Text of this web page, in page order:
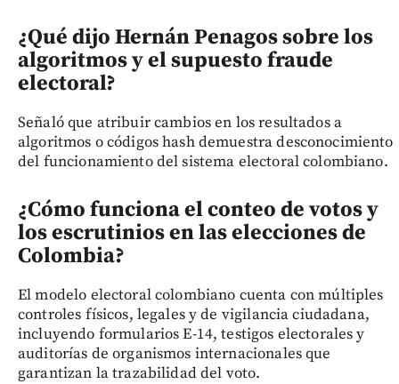
¿Qué dijo Hernán Penagos sobre los
algoritmos y el supuesto fraude
electoral?
Señaló que atribuir cambios en los resultados a
algoritmos o códigos hash demuestra desconocimiento
del funcionamiento del sistema electoral colombiano.
¿Cómo funciona el conteo de votos y
los escrutinios en las elecciones de
Colombia?
El modelo electoral colombiano cuenta con múltiples
controles físicos, legales y de vigilancia ciudadana,
incluyendo formularios E-14, testigos electorales y
auditorías de organismos internacionales que
garantizan la trazabilidad del voto.